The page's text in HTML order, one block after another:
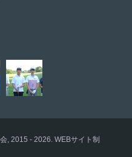
, 2015 - 2026. WEBサイト制